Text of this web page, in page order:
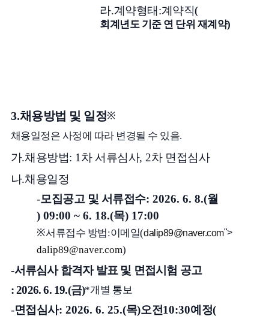
라.계약형태:계약직(
회계년도 기준 연 단위 재계약)
3.채용방법 및 일정※
채용일정은 사정에 따라 변경될 수 있음.
가.채용방법: 1 차 서류심사, 2차 면접심사
나.채용일정
-모집공고 및 서류접수: 2026. 6. 8.(월
) 09:00 ~ 6. 18.(목) 17:00
※서류접수 방법:이메일(dalip89@naver.com">
dalip89@naver.com)
-서류심사 합격자 발표 및 면접시험 공고
: 2026. 6. 19.(금)*개별 통보
-면접심사: 2026. 6. 25.(목)오전10:30예정(